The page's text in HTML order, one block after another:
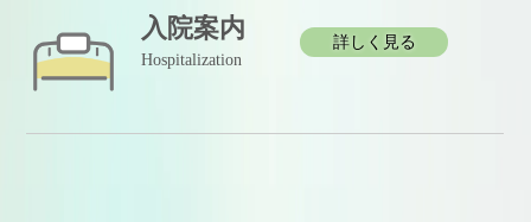
入院案内
Hospitalization
詳しく見る